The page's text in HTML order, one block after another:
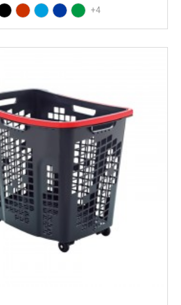
Preto Vermelho RAL3020
Azul PAN 299C
Azul PAN 293C
Verde PAN 347C
+4